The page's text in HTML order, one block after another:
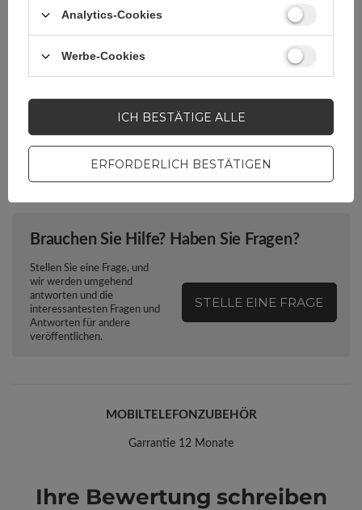
Microsoft Surface Pro 8
Euro-Loch Ja
Brauchen Sie Hilfe? Haben Sie Fragen?
Stellen Sie eine Frage, und
wir werden umgehend
antworten und die
interessantesten Fragen und
Antworten für andere
veröffentlichen.
STELLE EINE FRAGE
MOBILTELEFONZUBEHÖR
Garrantie 12 Monate
Ihre Bewertung schreiben
Analytics-Cookies
Werbe-Cookies
ERFORDERLICH BESTÄTIGEN
ICH BESTÄTIGE ALLE